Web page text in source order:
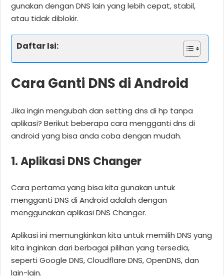
gunakan dengan DNS lain yang lebih cepat, stabil,
atau tidak diblokir.
Daftar Isi:
Cara Ganti DNS di Android
Jika ingin mengubah dan setting dns di hp tanpa
aplikasi? Berikut beberapa cara mengganti dns di
android yang bisa anda coba dengan mudah.
1. Aplikasi DNS Changer
Cara pertama yang bisa kita gunakan untuk
mengganti DNS di Android adalah dengan
menggunakan aplikasi DNS Changer.
Aplikasi ini memungkinkan kita untuk memilih DNS yang
kita inginkan dari berbagai pilihan yang tersedia,
seperti Google DNS, Cloudflare DNS, OpenDNS, dan
lain-lain.